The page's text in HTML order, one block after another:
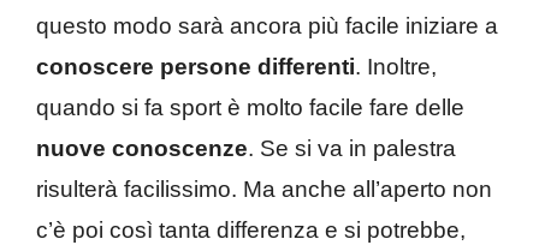
questo modo sarà ancora più facile iniziare a
conoscere persone differenti. Inoltre,
quando si fa sport è molto facile fare delle
nuove conoscenze. Se si va in palestra
risulterà facilissimo. Ma anche all’aperto non
c’è poi così tanta differenza e si potrebbe,